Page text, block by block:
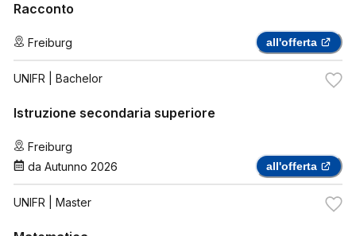
Racconto
Freiburg all'offerta
UNIFR | Bachelor
Istruzione secondaria superiore
Freiburg
da Autunno 2026 all'offerta
UNIFR | Master